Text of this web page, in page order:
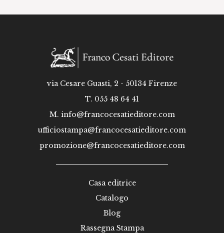
via Cesare Guasti, 2 - 50134 Firenze
T. 055 48 64 41
M. info@francocesatieditore.com
ufficiostampa@francocesatieditore.com
promozione@francocesatieditore.com
Casa editrice
Catalogo
Blog
Rassegna Stampa